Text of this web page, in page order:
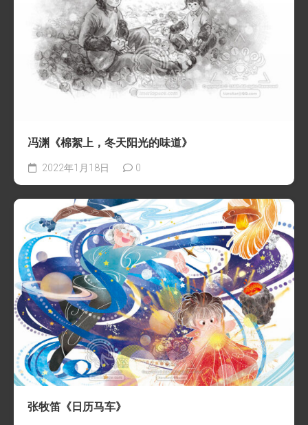
冯渊《棉絮上，冬天阳光的味道》
2022年1月18日 0
张牧笛《日历马车》